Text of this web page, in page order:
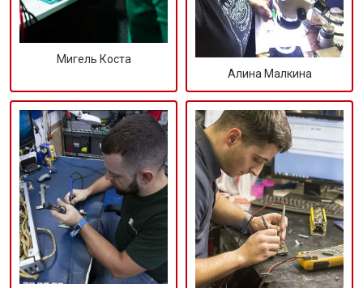
Мигель Коста
Алина Малкина